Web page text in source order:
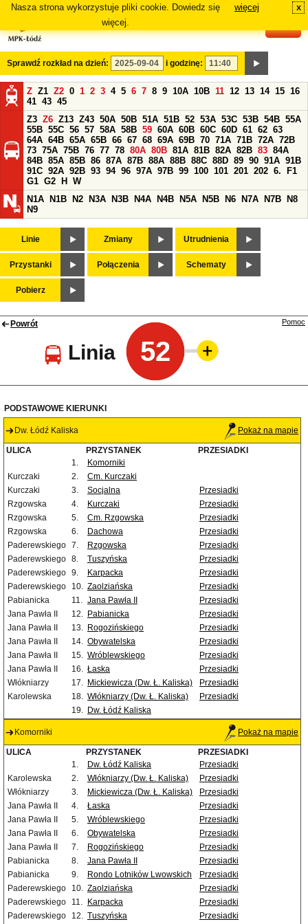
Nasza strona wykorzystuje pliki cookie. Dowiedz się
więcej.
więcej x
Sprawdź rozkład na dzień: i godzinę:
Z Z1 Z2 0 1 2 3 4 5 6 7 8 9 10A 10B 11 12 13 14 15 16
41 43 45
Z3 Z6 Z13 Z43 50A 50B 51A 51B 52 53A 53C 53B 54B 55A
55B 55C 56 57 58A 58B 59 60A 60B 60C 60D 61 62 63
64A 64B 65A 65B 66 67 68 69A 69B 70 71A 71B 72A 72B
73 75A 75B 76 77 78 80A 80B 81A 81B 82A 82B 83 84A
84B 85A 85B 86 87A 87B 88A 88B 88C 88D 89 90 91A 91B
91C 92A 92B 93 94 96 97A 97B 99 100 101 201 202 6.
F1
G1 G2 H
W
N1A
N1B N2 N3A N3B N4A N4B N5A N5B N6 N7A N7B
N8
N9
Linie Zmiany Utrudnienia
Przystanki Połączenia Schematy
Pobierz
Powrót
Linia 52
Pomoc
PODSTAWOWE KIERUNKI
Dw. Łódź Kaliska Pokaż na mapie
ULICA PRZYSTANEK
PRZESIADKI
1.
Komorniki
Kurczaki
2.
Cm. Kurczaki
Kurczaki
3. Socjalna
Przesiadki
Rzgowska
4. Kurczaki
Przesiadki
Rzgowska
5. Cm. Rzgowska
Przesiadki
Rzgowska
6. Dachowa
Przesiadki
Paderewskiego 7. Rzgowska
Przesiadki
Paderewskiego 8. Tuszyńska
Przesiadki
Paderewskiego 9. Karpacka
Przesiadki
Paderewskiego
10. Zaolziańska
Przesiadki
Pabianicka
11. Jana Pawła II
Przesiadki
Jana Pawła II
12. Pabianicka
Przesiadki
Jana Pawła II
13. Rogozińskiego
Przesiadki
Jana Pawła II
14. Obywatelska
Przesiadki
Jana Pawła II
15. Wróblewskiego
Przesiadki
Jana Pawła II
16. Łaska
Przesiadki
Włókniarzy
17. Mickiewicza (Dw. Ł. Kaliska)
Przesiadki
Karolewska
18. Włókniarzy (Dw. Ł. Kaliska)
Przesiadki
19. Dw. Łódź Kaliska
Komorniki Pokaż na mapie
ULICA PRZYSTANEK
PRZESIADKI
1.
Dw. Łódź Kaliska
Przesiadki
Karolewska
2. Włókniarzy (Dw. Ł. Kaliska)
Przesiadki
Włókniarzy
3. Mickiewicza (Dw. Ł. Kaliska)
Przesiadki
Jana Pawła II
4. Łaska
Przesiadki
Jana Pawła II
5. Wróblewskiego
Przesiadki
Jana Pawła II
6. Obywatelska
Przesiadki
Jana Pawła II
7. Rogozińskiego
Przesiadki
Pabianicka
8. Jana Pawła II
Przesiadki
Pabianicka
9. Rondo Lotników Lwowskich
Przesiadki
Paderewskiego
10. Zaolziańska
Przesiadki
Paderewskiego
11. Karpacka
Przesiadki
Paderewskiego
12. Tuszyńska Przesiadki